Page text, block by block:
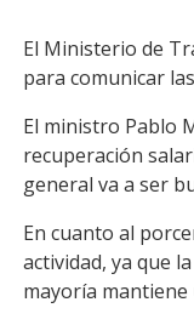
Facebook
WhatsApp
Email
El Ministerio de
para comunicar
El ministro Pablo
recuperación
general va a ser
En cuanto al
actividad, ya que
mayoría